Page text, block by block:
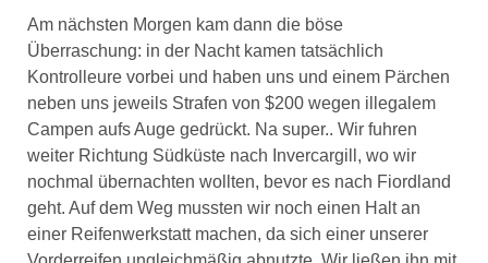
Am nächsten Morgen kam dann die böse
Überraschung: in der Nacht kamen tatsächlich
Kontrolleure vorbei und haben uns und einem Pärchen
neben uns jeweils Strafen von $200 wegen illegalem
Campen aufs Auge gedrückt. Na super.. Wir fuhren
weiter Richtung Südküste nach Invercargill, wo wir
nochmal übernachten wollten, bevor es nach Fiordland
geht. Auf dem Weg mussten wir noch einen Halt an
einer Reifenwerkstatt machen, da sich einer unserer